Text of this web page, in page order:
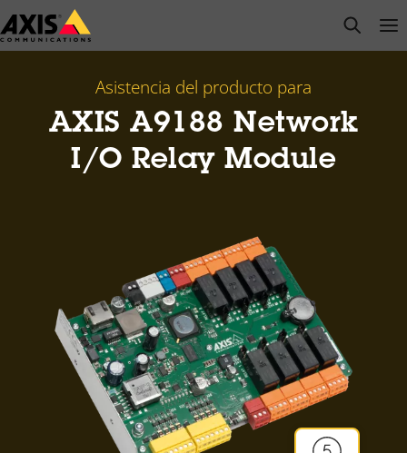
Saltar
al
open
Asistencia del producto para
AXIS A9188 Network
I/O Relay Module